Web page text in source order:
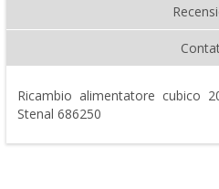
Ricambio alimentatore cubico
Stenal 686250